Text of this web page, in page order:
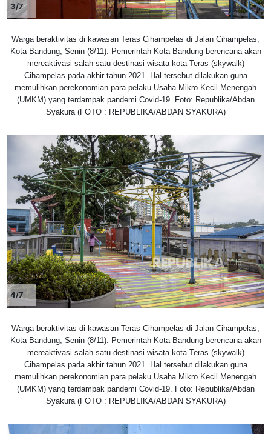
3/7
Warga beraktivitas di kawasan Teras Cihampelas di Jalan Cihampelas,
Kota Bandung, Senin (8/11). Pemerintah Kota Bandung berencana akan
mereaktivasi salah satu destinasi wisata kota Teras (skywalk)
Cihampelas pada akhir tahun 2021. Hal tersebut dilakukan guna
memulihkan perekonomian para pelaku Usaha Mikro Kecil Menengah
(UMKM) yang terdampak pandemi Covid-19. Foto: Republika/Abdan
Syakura (FOTO : REPUBLIKA/ABDAN SYAKURA)
4/7
Warga beraktivitas di kawasan Teras Cihampelas di Jalan Cihampelas,
Kota Bandung, Senin (8/11). Pemerintah Kota Bandung berencana akan
mereaktivasi salah satu destinasi wisata kota Teras (skywalk)
Cihampelas pada akhir tahun 2021. Hal tersebut dilakukan guna
memulihkan perekonomian para pelaku Usaha Mikro Kecil Menengah
(UMKM) yang terdampak pandemi Covid-19. Foto: Republika/Abdan
Syakura (FOTO : REPUBLIKA/ABDAN SYAKURA)